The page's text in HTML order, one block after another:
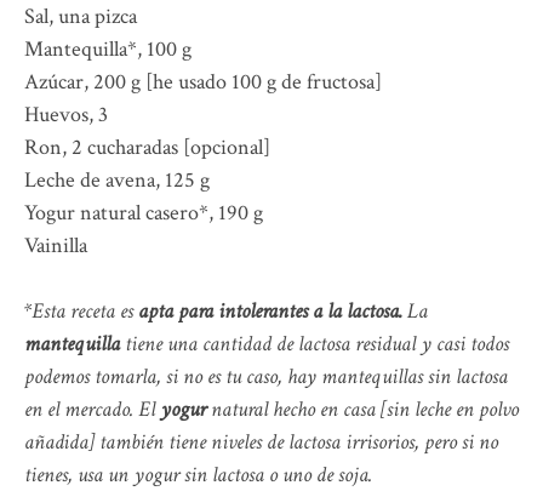
Sal, una pizca
Mantequilla*, 100 g
Azúcar, 200 g [he usado 100 g de fructosa]
Huevos, 3
Ron, 2 cucharadas [opcional]
Leche de avena, 125 g
Yogur natural casero*, 190 g
Vainilla
*Esta receta esapta para intolerantes a la lactosa.La
mantequillatiene una cantidad de lactosa residual y casi todos
podemos tomarla, si no es tu caso, hay mantequillas sin lactosa
en el mercado. El yogurnatural hecho en casa [sin leche en polvo
añadida] también tiene niveles de lactosa irrisorios, pero si no
tienes, usa un yogur sin lactosa o uno de soja.